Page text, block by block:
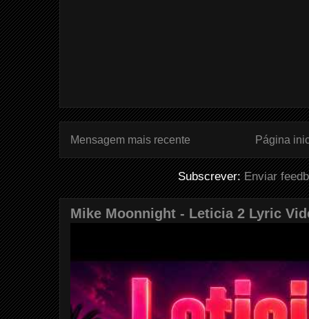
Mensagem mais recente Página
Subscrever:Enviar
Mike Moonnight - Leticia 2 Lyric